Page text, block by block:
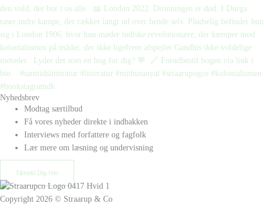
Nyhedsbrev
Modtag særtilbud
Få vores nyheder direkte i indbakken
Interviews med forfattere og fagfolk
Lær mere om læsning og undervisning
Tilmeld Dig Her
Copyright 2026 © Straarup & Co